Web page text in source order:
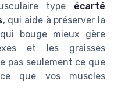
type écarté
, qui aide à préserver la
bouge mieux gère
et les graisses
pas seulement ce que
que vos muscles